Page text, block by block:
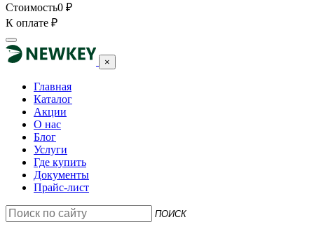
Стоимость0 ₽
К оплате ₽
×
Главная
Каталог
Акции
О нас
Блог
Услуги
Где купить
Документы
Прайс-лист
ПОИСК